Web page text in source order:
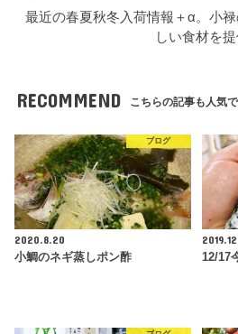
最近の春夏秋冬入荷情報＋α。小
しい食材を
RECOMMEND こちらの記事も人気で
ブログ
2020.8.20
小鯛のネギ蒸しポン酢
12/17